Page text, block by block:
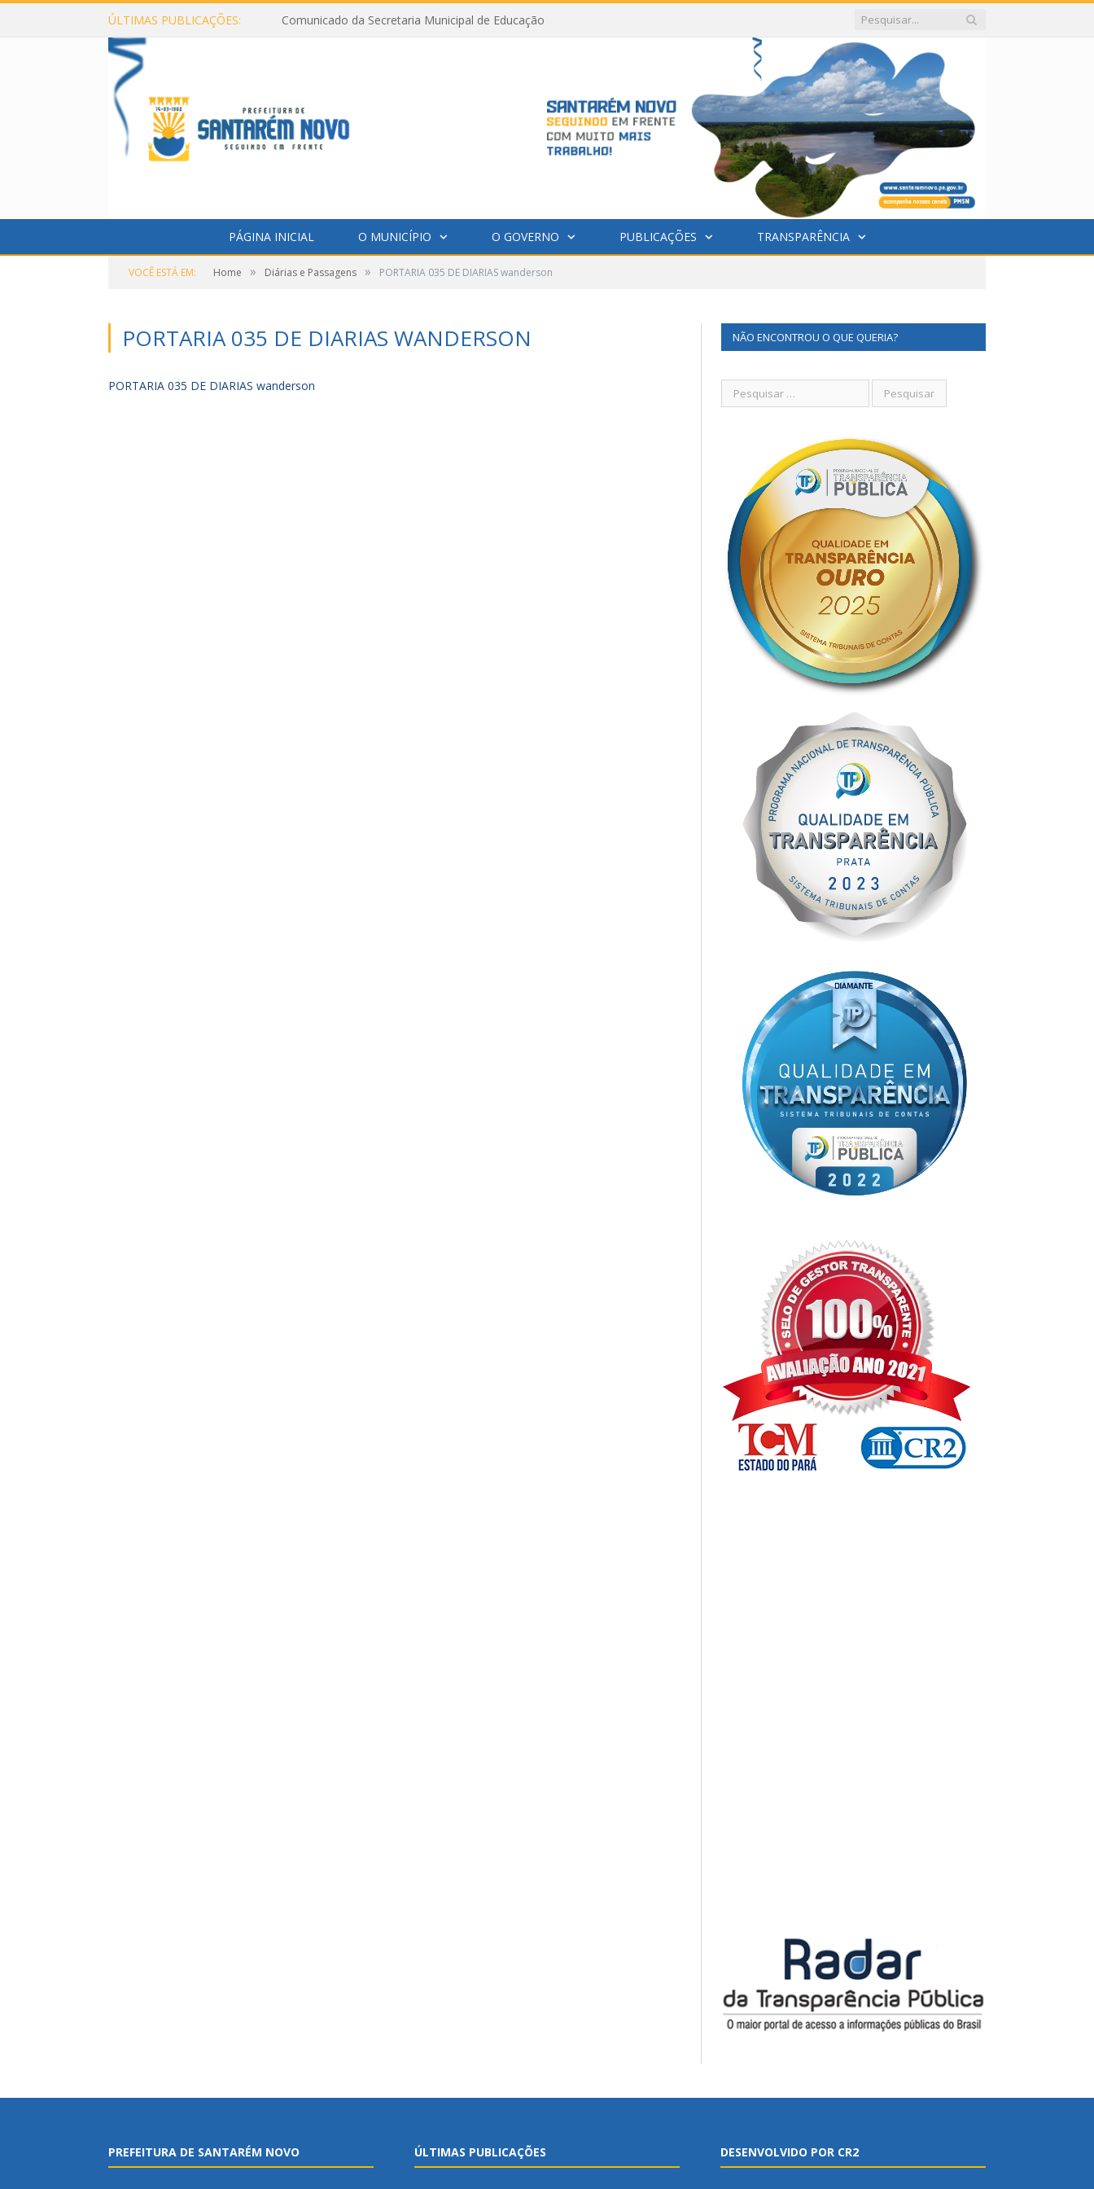
ÚLTIMAS PUBLICAÇÕES: Comunicado da Secretaria Municipal de Educação
PÁGINA INICIAL O MUNICÍPIO O GOVERNO PUBLICAÇÕES TRANSPARÊNCIA
VOCÊ ESTÁ EM: Home » Diárias e Passagens » PORTARIA 035 DE DIARIAS wanderson
PORTARIA 035 DE DIARIAS WANDERSON
PORTARIA 035 DE DIARIAS wanderson
NÃO ENCONTROU O QUE QUERIA?
PREFEITURA DE SANTARÉM NOVO ÚLTIMAS PUBLICAÇÕES DESENVOLVIDO POR CR2